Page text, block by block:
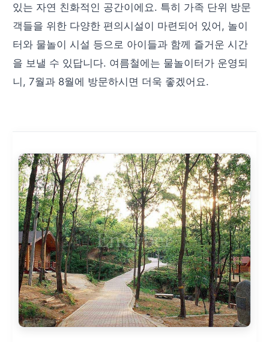
있는 자연 친화적인 공간이에요. 특히 가족 단위 방문
객들을 위한 다양한 편의시설이 마련되어 있어, 놀이
터와 물놀이 시설 등으로 아이들과 함께 즐거운 시간
을 보낼 수 있답니다. 여름철에는 물놀이터가 운영되
니, 7월과 8월에 방문하시면 더욱 좋겠어요.